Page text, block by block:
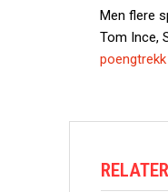
Men flere
Tom Ince,